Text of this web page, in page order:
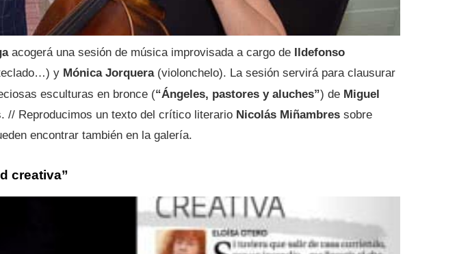
acogerá una sesión de música improvisada a cargo de
Ildefonso
y Mónica Jorquera(violonchelo). La sesión servirá para clausurar
esculturas en bronce (“Ángeles, pastores y aluches”) de Miguel
// Reproducimos un texto del crítico literario Nicolás Miñambres sobre
encontrar también en la galería.
creativa”